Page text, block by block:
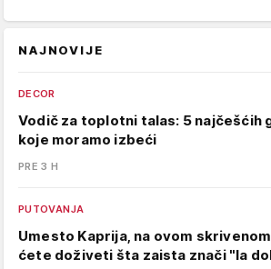
NAJNOVIJE
DECOR
Vodič za toplotni talas: 5 najčešćih
koje moramo izbeći
PRE 3 H
PUTOVANJA
Umesto Kaprija, na ovom
ćete doživeti šta zaista znači "la